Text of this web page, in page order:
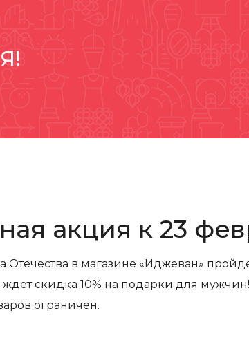
акция к 23
Отечества в магазине «Иджеван»
ждет скидка 10% на подарки для мужчин!
ограничен.